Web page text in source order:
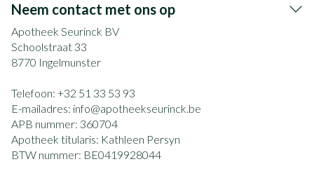
Neem contact met ons op
Apotheek Seurinck BV
Schoolstraat 33
8770 Ingelmunster
Telefoon: +32 51 33 53 93
E-mailadres: info@apotheekseurinck.be
APB nummer: 360704
Apotheek titularis: Kathleen Persyn
BTW nummer: BE0419928044